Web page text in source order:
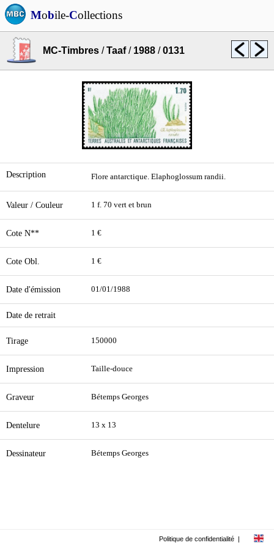
Mobile-Collections
MC-Timbres /Taaf/ 1988 /0131
Description Flore antarctique. Elaphoglossum randii.
Valeur / Couleur 1 f. 70 vert et brun
Cote N** 1 €
Cote Obl. 1 €
Date d'émission 01/01/1988
Date de retrait
Tirage 150000
Impression Taille-douce
Graveur Bétemps Georges
Dentelure 13 x 13
Dessinateur Bétemps Georges
Politique de confidentialité |